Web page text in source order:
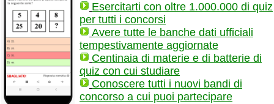
Esercitarti con oltre 1.000.000 di quiz
per tutti i concorsi
Avere tutte le banche dati ufficiali
tempestivamente aggiornate
Centinaia di materie e di batterie di
quiz con cui studiare
Conoscere tutti i nuovi bandi di
concorso a cui puoi partecipare